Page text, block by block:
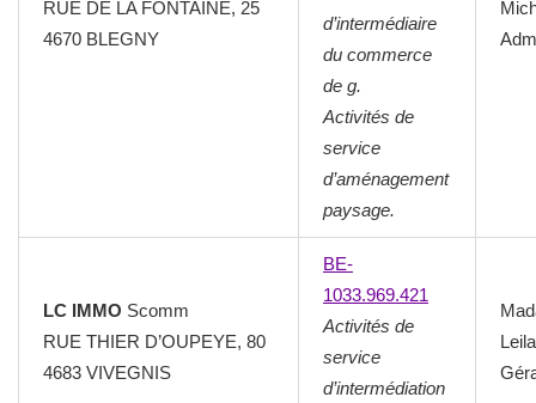
RUE DE LA FONTAINE, 25
4670 BLEGNY
d’intermédiaire
du commerce
de g.
Activités de
service
d’aménagement
paysage.
LC IMMO Scomm
RUE THIER D’OUPEYE, 80
4683 VIVEGNIS
BE-
1033.969.421
Activités de
service
d’intermédiation
Leila